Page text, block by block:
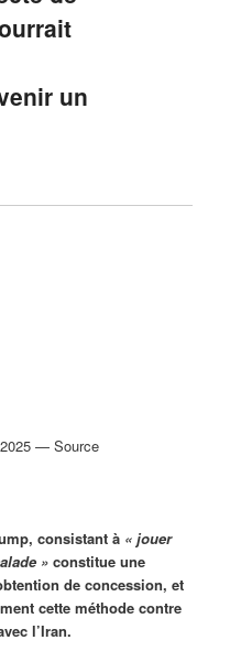
un
— Source
consistant à « jouer
» constitue une
de concession, et
cette méthode contre
l’Iran.